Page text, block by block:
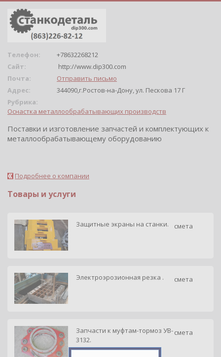
Телефон:
+78632268212
Сайт:
http://www.dip300.com
Почта:
Отправить письмо
Адрес:
344090,г.Ростов-на-Дону, ул. Пескова 17 Г
Рубрика:
Оснастка металлообрабатывающих производств
Поставки и изготовление запчастей и комплектующих к
металлообрабатывающему оборудованию
Подробнее о компании
Товары и услуги
Защитные экраны на станки. смета
Электроэрозионная резка . смета
Запчасти к муфтам-тормоз УВ-
3132.
смета
Telegram
Подпишитесь на канал,